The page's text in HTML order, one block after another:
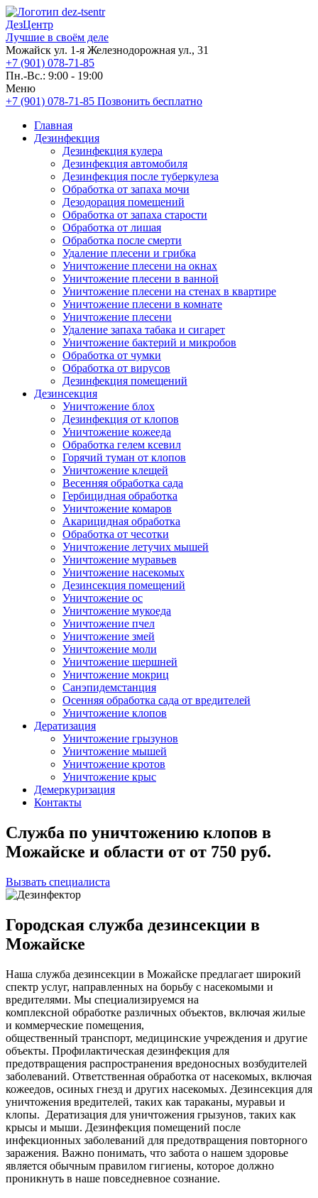
ДезЦентр
Лучшие в своём деле
Можайск ул. 1-я Железнодорожная ул., 31
+7 (901) 078-71-85
Пн.-Вс.: 9:00 - 19:00
Меню
+7 (901) 078-71-85 Позвонить бесплатно
Главная
Дезинфекция
Дезинфекция кулера
Дезинфекция автомобиля
Дезинфекция после туберкулеза
Обработка от запаха мочи
Дезодорация помещений
Обработка от запаха старости
Обработка от лишая
Обработка после смерти
Удаление плесени и грибка
Уничтожение плесени на окнах
Уничтожение плесени в ванной
Уничтожение плесени на стенах в квартире
Уничтожение плесени в комнате
Уничтожение плесени
Удаление запаха табака и сигарет
Уничтожение бактерий и микробов
Обработка от чумки
Обработка от вирусов
Дезинфекция помещений
Дезинсекция
Уничтожение блох
Дезинфекция от клопов
Уничтожение кожееда
Обработка гелем ксевил
Горячий туман от клопов
Уничтожение клещей
Весенняя обработка сада
Гербицидная обработка
Уничтожение комаров
Акарицидная обработка
Обработка от чесотки
Уничтожение летучих мышей
Уничтожение муравьев
Уничтожение насекомых
Дезинсекция помещений
Уничтожение ос
Уничтожение мукоеда
Уничтожение пчел
Уничтожение змей
Уничтожение моли
Уничтожение шершней
Уничтожение мокриц
Санэпидемстанция
Осенняя обработка сада от вредителей
Уничтожение клопов
Дератизация
Уничтожение грызунов
Уничтожение мышей
Уничтожение кротов
Уничтожение крыс
Демеркуризация
Контакты
Служба по уничтожению клопов в
Можайске и области от от 750 руб.
Вызвать специалиста
Городская служба дезинсекции в
Можайске
Наша служба дезинсекции в Можайске предлагает широкий
спектр услуг, направленных на борьбу с насекомыми и
вредителями. Мы специализируемся на
комплексной обработке различных объектов, включая жилые
и коммерческие помещения,
общественный транспорт, медицинские учреждения и другие
объекты. Профилактическая дезинфекция для
предотвращения распространения вредоносных возбудителей
заболеваний. Ответственная обработка от насекомых, включая
кожеедов, осиных гнезд и других насекомых. Дезинсекция для
уничтожения вредителей, таких как тараканы, муравьи и
клопы. Дератизация для уничтожения грызунов, таких как
крысы и мыши. Дезинфекция помещений после
инфекционных заболеваний для предотвращения повторного
заражения. Важно понимать, что забота о нашем здоровье
является обычным правилом гигиены, которое должно
проникнуть в наше повседневное сознание.